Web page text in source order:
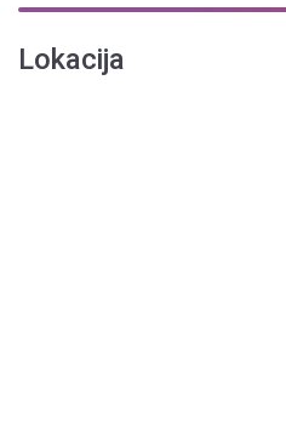
Lokacija